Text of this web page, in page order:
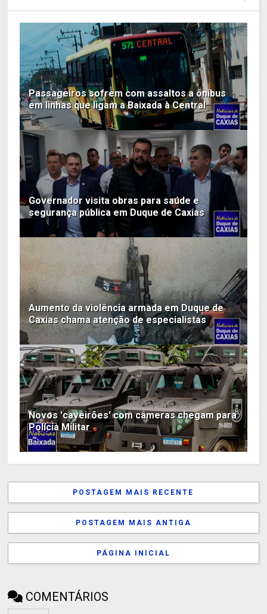
Passageiros sofrem com assaltos a ônibus
em linhas que ligam a Baixada à Central
Governador visita obras para saúde e
segurança pública em Duque de Caxias
Aumento da violência armada em Duque de
Caxias chama atenção de especialistas
Novos 'caveirões' com câmeras chegam para
Polícia Militar
POSTAGEM MAIS RECENTE
POSTAGEM MAIS ANTIGA
PÁGINA INICIAL
COMENTÁRIOS